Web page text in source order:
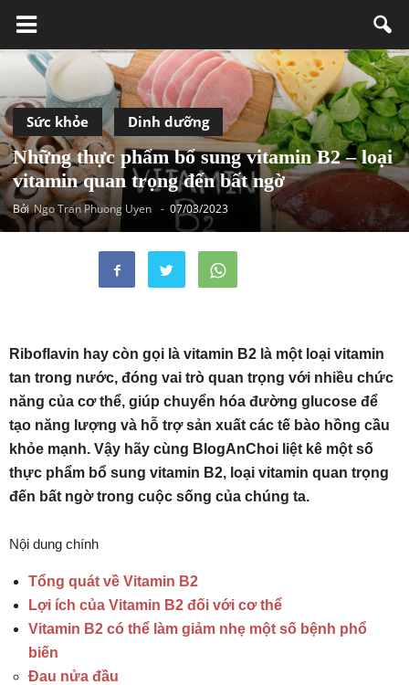
Sức khỏe Dinh dưỡng
Những thực phẩm bổ sung vitamin B2 – loại
vitamin quan trọng đến bất ngờ
BởiNgo Tran Phuong Uyen - 07/03/2023
Riboflavin hay còn gọi là vitamin B2 là một loại vitamin
tan trong nước, đóng vai trò quan trọng với nhiều chức
năng của cơ thể, giúp chuyển hóa đường glucose để
tạo năng lượng và hỗ trợ sản xuất các tế bào hồng cầu
khỏe mạnh. Vậy hãy cùng BlogAnChoi liệt kê một số
thực phẩm bổ sung vitamin B2, loại vitamin quan trọng
đến bất ngờ trong cuộc sống của chúng ta.
Nội dung chính
Tổng quát về Vitamin B2
Lợi ích của Vitamin B2 đối với cơ thể
Vitamin B2 có thể làm giảm nhẹ một số bệnh phổ
biến
Đau nửa đầu